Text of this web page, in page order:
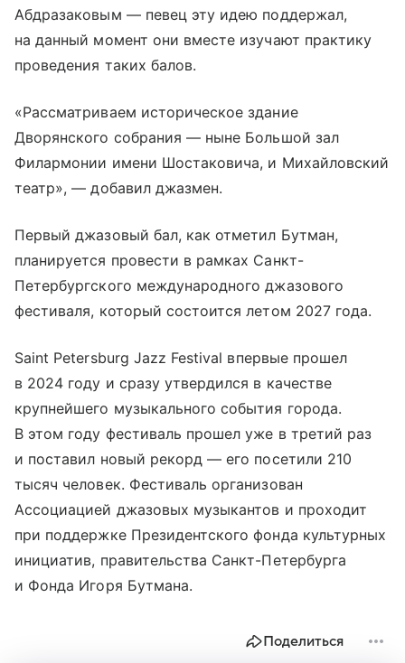
Абдразаковым — певец эту идею поддержал,
на данный момент они вместе изучают практику
проведения таких балов.
«Рассматриваем историческое здание
Дворянского собрания — ныне Большой зал
Филармонии имени Шостаковича, и Михайловский
театр», — добавил джазмен.
Первый джазовый бал, как отметил Бутман,
планируется провести в рамках Санкт-
Петербургского международного джазового
фестиваля, который состоится летом 2027 года.
Saint Petersburg Jazz Festival впервые прошел
в 2024 году и сразу утвердился в качестве
крупнейшего музыкального события города.
В этом году фестиваль прошел уже в третий раз
и поставил новый рекорд — его посетили 210
тысяч человек. Фестиваль организован
Ассоциацией джазовых музыкантов и проходит
при поддержке Президентского фонда культурных
инициатив, правительства Санкт-Петербурга
и Фонда Игоря Бутмана.
Поделиться